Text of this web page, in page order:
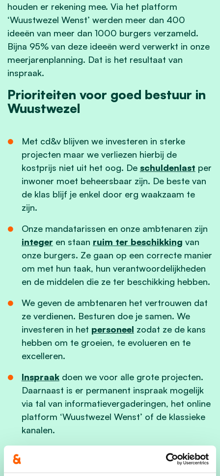
houden er rekening mee. Via het platform
‘Wuustwezel Wenst’ werden meer dan 400
ideeën van meer dan 1000 burgers verzameld.
Bijna 95% van deze ideeën werd verwerkt in onze
meerjarenplanning. Dat is het resultaat van
inspraak.
Prioriteiten voor goed bestuur in
Wuustwezel
Met cd&v blijven we investeren in sterke
projecten maar we verliezen hierbij de
kostprijs niet uit het oog. De schuldenlast per
inwoner moet beheersbaar zijn. De beste van
de klas blijf je enkel door erg waakzaam te
zijn.
Onze mandatarissen en onze ambtenaren zijn
integer en staan ruim ter beschikking van
onze burgers. Ze gaan op een correcte manier
om met hun taak, hun verantwoordelijkheden
en de middelen die ze ter beschikking hebben.
We geven de ambtenaren het vertrouwen dat
ze verdienen. Besturen doe je samen. We
investeren in het personeel zodat ze de kans
hebben om te groeien, te evolueren en te
excelleren.
Inspraakdoen we voor alle grote projecten.
Daarnaast is er permanent inspraak mogelijk
via tal van informatievergaderingen, het online
platform ‘Wuustwezel Wenst’ of de klassieke
kanalen.
blijven bestaan en worden sterk